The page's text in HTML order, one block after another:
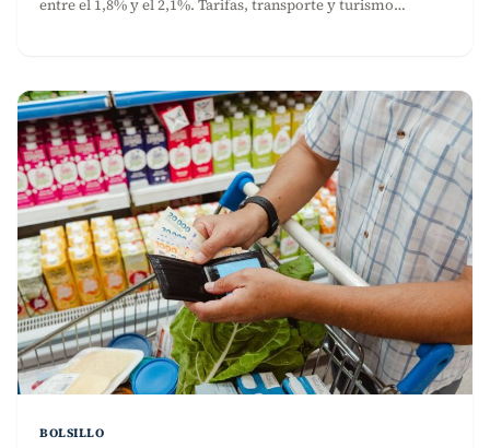
entre el 1,8% y el 2,1%. Tarifas, transporte y turismo…
BOLSILLO